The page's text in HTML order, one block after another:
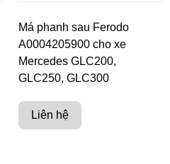
Má phanh sau Ferodo
A0004205900 cho xe
Mercedes GLC200,
GLC250, GLC300
Liên hệ